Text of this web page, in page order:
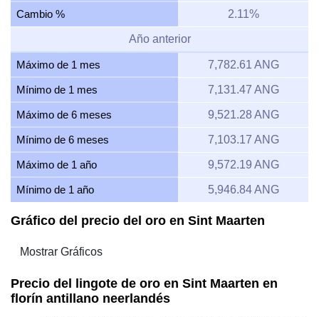
Cambio % 2.11%
Año anterior
Máximo de 1 mes 7,782.61 ANG
Mínimo de 1 mes 7,131.47 ANG
Máximo de 6 meses 9,521.28 ANG
Mínimo de 6 meses 7,103.17 ANG
Máximo de 1 año 9,572.19 ANG
Mínimo de 1 año 5,946.84 ANG
Gráfico del precio del oro en Sint Maarten
Precio del lingote de oro en Sint Maarten en
florín antillano neerlandés